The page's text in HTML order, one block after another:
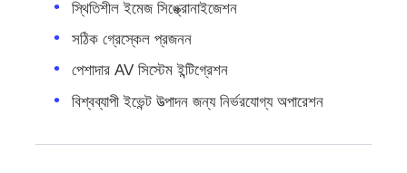
স্থিতিশীল ইমেজ সিঙ্ক্রোনাইজেশন
সঠিক গ্রেস্কেল প্রজনন
পেশাদার AV সিস্টেম ইন্টিগ্রেশন
বিশ্বব্যাপী ইভেন্ট উত্পাদন জন্য নির্ভরযোগ্য অপারেশন